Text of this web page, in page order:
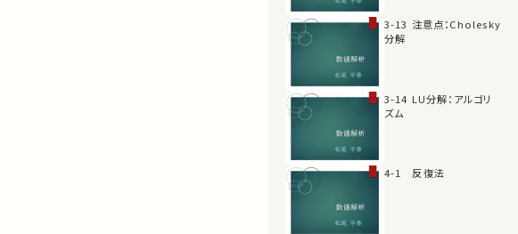
3-13 注意点：Cholesky
分解
3-14 LU分解：アルゴリ
ズム
4-1 反復法